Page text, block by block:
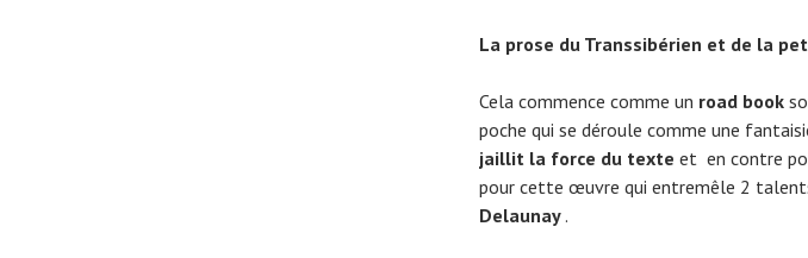
La prose du Transsibérien et de la
Cela commence comme un road book
poche qui se déroule comme une
jaillit la force du texte et en contre
pour cette œuvre qui entremêle 2
Delaunay .